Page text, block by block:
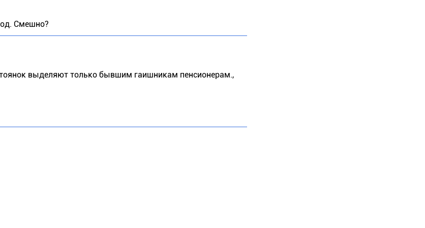
Смешно?
выделяют только бывшим гаишникам пенсионерам.,